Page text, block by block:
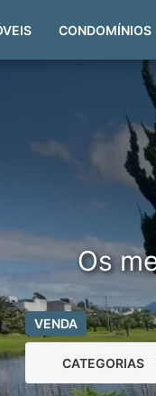
CONDOMÍNIOS
Os
VENDA
CATEGORIAS